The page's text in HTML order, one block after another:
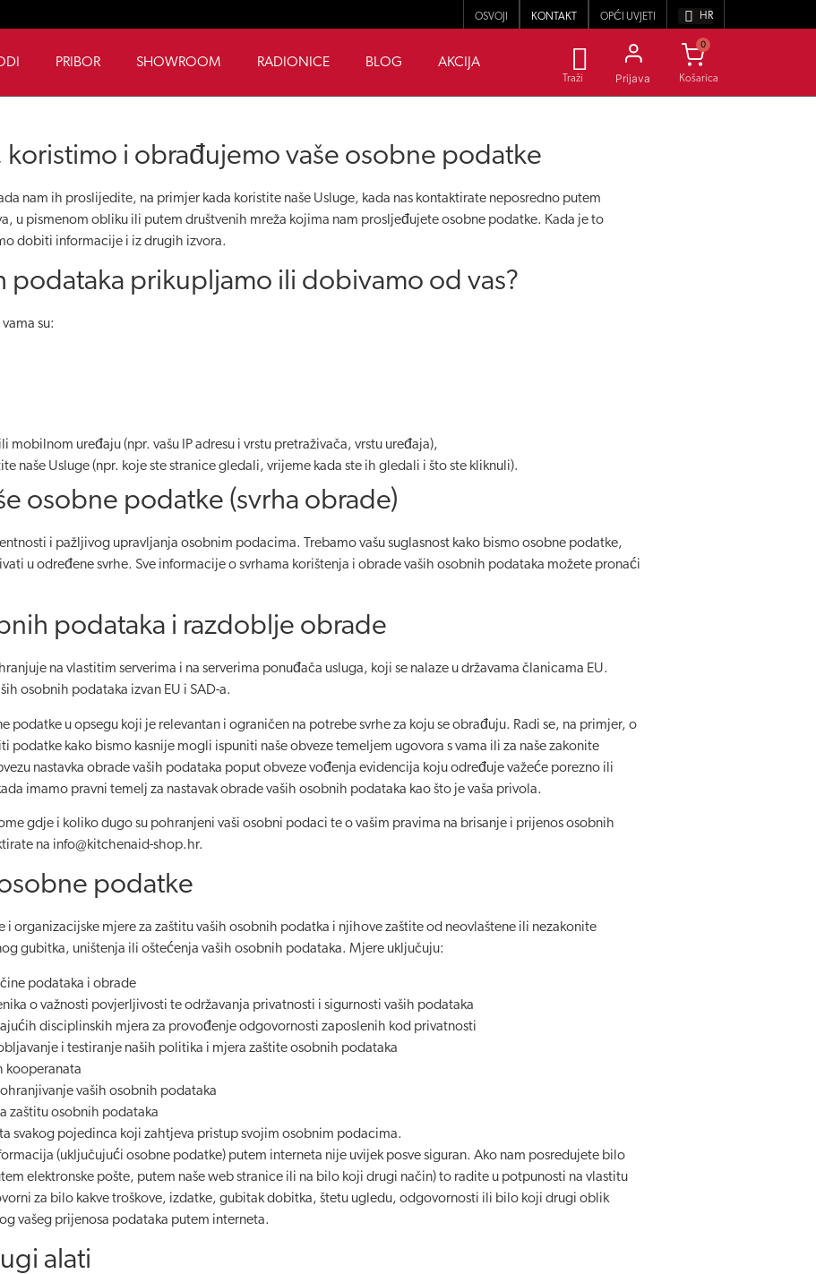
OSVOJI KONTAKT OPĆI UVJETI HR
PRIBOR SHOWROOM RADIONICE BLOG AKCIJA
Traži Prijava
0
i obrađujemo vaše osobne podatke
nam ih proslijedite, na primjer kada koristite naše Usluge, kada nas kontaktirate neposredno putem
u pismenom obliku ili putem društvenih mreža kojima nam prosljeđujete osobne podatke. Kada je to
dobiti informacije i iz drugih izvora.
podataka prikupljamo ili dobivamo od vas?
su:
mobilnom uređaju (npr. vašu IP adresu i vrstu pretraživača, vrstu uređaja),
naše Usluge (npr. koje ste stranice gledali, vrijeme kada ste ih gledali i što ste kliknuli).
osobne podatke (svrha obrade)
i pažljivog upravljanja osobnim podacima. Trebamo vašu suglasnost kako bismo osobne podatke,
u određene svrhe. Sve informacije o svrhama korištenja i obrade vaših osobnih podataka možete pronaći
podataka i razdoblje obrade
na vlastitim serverima i na serverima ponuđača usluga, koji se nalaze u državama članicama EU.
osobnih podataka izvan EU i SAD-a.
podatke u opsegu koji je relevantan i ograničen na potrebe svrhe za koju se obrađuju. Radi se, na primjer, o
podatke kako bismo kasnije mogli ispuniti naše obveze temeljem ugovora s vama ili za naše zakonite
nastavka obrade vaših podataka poput obveze vođenja evidencija koju određuje važeće porezno ili
imamo pravni temelj za nastavak obrade vaših osobnih podataka kao što je vaša privola.
gdje i koliko dugo su pohranjeni vaši osobni podaci te o vašim pravima na brisanje i prijenos osobnih
na info@kitchenaid-shop.hr.
podatke
i organizacijske mjere za zaštitu vaših osobnih podatka i njihove zaštite od neovlaštene ili nezakonite
gubitka, uništenja ili oštećenja vaših osobnih podataka. Mjere uključuju:
podataka i obrade
o važnosti povjerljivosti te održavanja privatnosti i sigurnosti vaših podataka
disciplinskih mjera za provođenje odgovornosti zaposlenih kod privatnosti
i testiranje naših politika i mjera zaštite osobnih podataka
kooperanata
vaših osobnih podataka
zaštitu osobnih podataka
svakog pojedinca koji zahtjeva pristup svojim osobnim podacima.
(uključujući osobne podatke) putem interneta nije uvijek posve siguran. Ako nam posredujete bilo
elektronske pošte, putem naše web stranice ili na bilo koji drugi način) to radite u potpunosti na vlastitu
za bilo kakve troškove, izdatke, gubitak dobitka, štetu ugledu, odgovornosti ili bilo koji drugi oblik
vašeg prijenosa podataka putem interneta.
alati